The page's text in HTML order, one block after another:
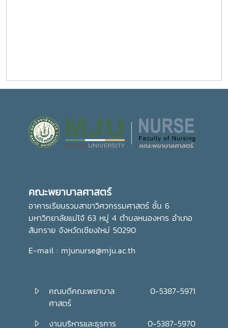
คณะพยาบาลศาสตร์
อาคารเรียนรวมสาขาวิศวกรรมศาสตร์ ชั้น 6
มหาวิทยาลัยแม่โจ้ 63 หมู่ 4 ตำบลหนองหาร อำเภอ
สันทราย จังหวัดเชียงใหม่ 50290
E-mail : mjunurse@mju.ac.th
คณบดีคณะพยาบาล
ศาสตร์
0-5387-5971
งานบริหารและธุรการ 0-5387-5970